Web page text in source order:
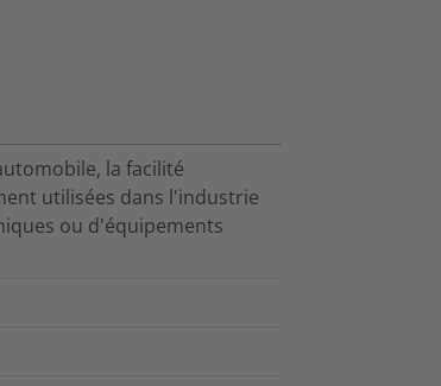
la facilité
utilisées dans l'industrie
ou d'équipements